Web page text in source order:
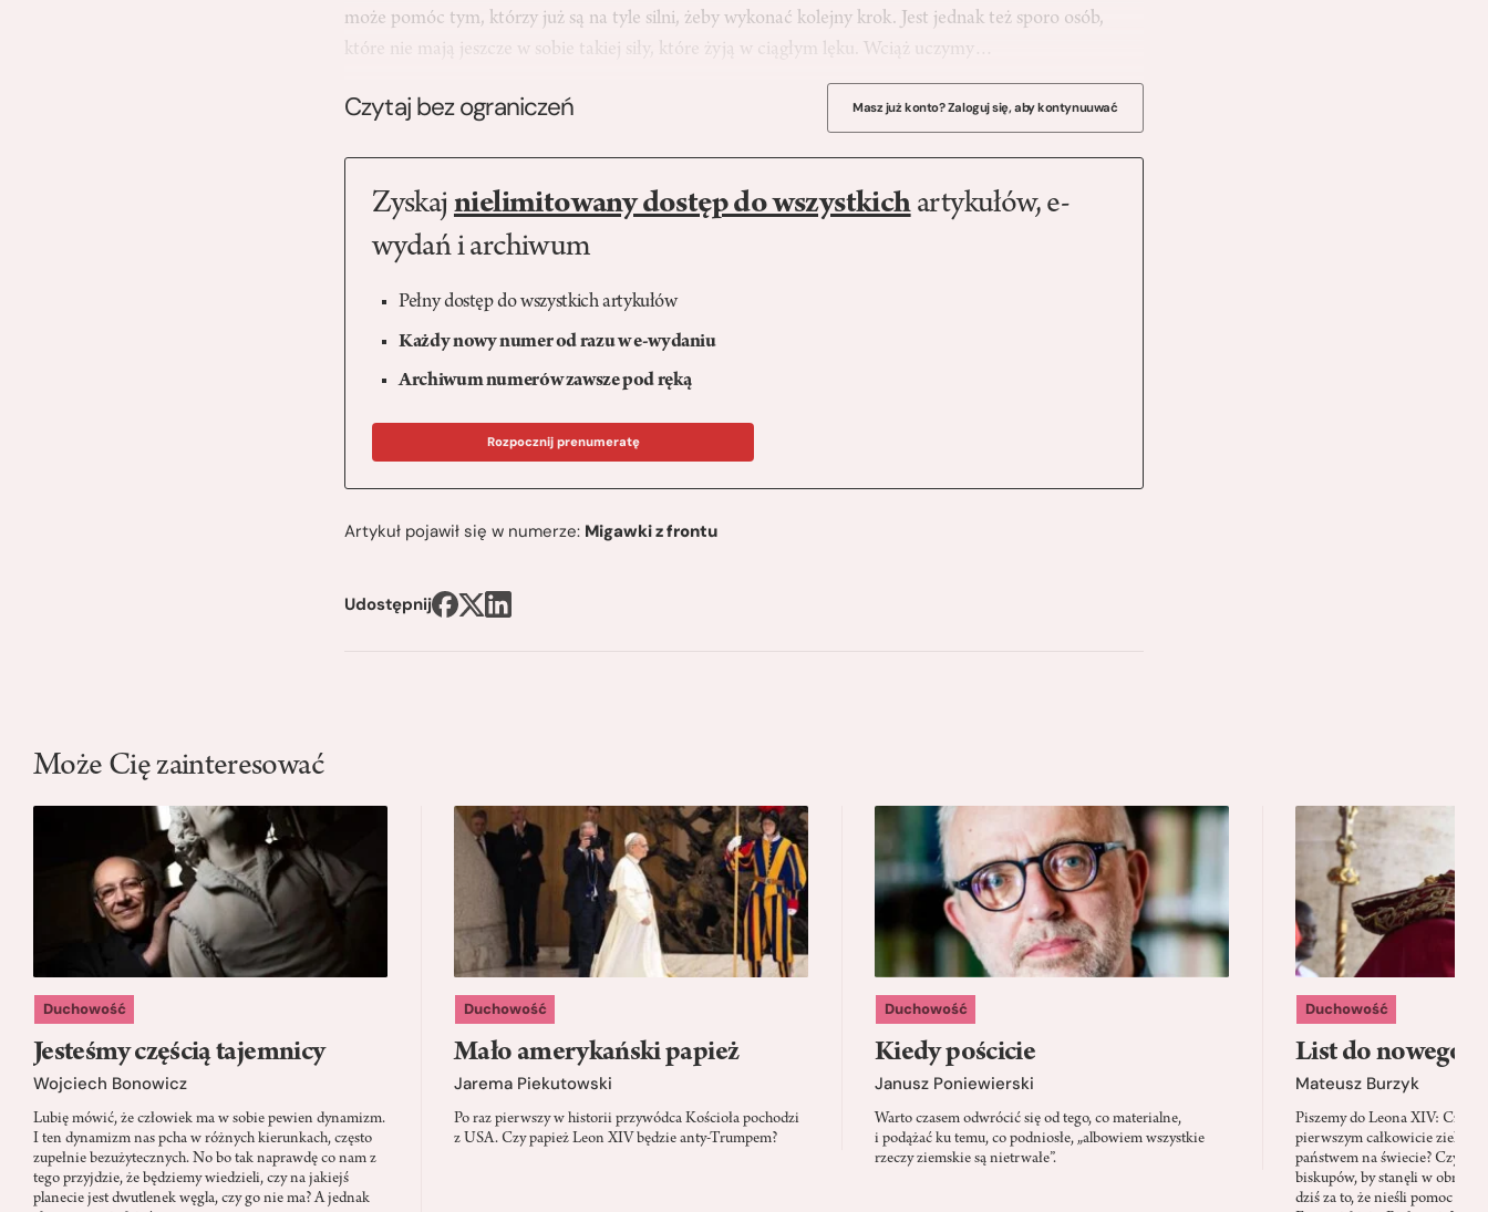
może pomóc tym, którzy już są na tyle silni, żeby wykonać kolejny krok. Jest jednak też sporo osób,
które nie mają jeszcze w sobie takiej siły, które żyją w ciągłym lęku. Wciąż uczymy…
Czytaj bez ograniczeń Masz już konto? Zaloguj się, aby kontynuuwać
Zyskaj nielimitowany dostęp do wszystkichartykułów, e-
wydań i archiwum
Pełny dostęp do wszystkich artykułów
Każdy nowy numer od razu w e-wydaniu
Archiwum numerów zawsze pod ręką
Rozpocznij prenumeratę
Artykuł pojawił się w numerze: Migawki z frontu
Udostępnij
Może Cię zainteresować
Duchowość
Jesteśmy częścią tajemnicy
Wojciech Bonowicz
Lubię mówić, że człowiek ma w sobie pewien dynamizm.
I ten dynamizm nas pcha w różnych kierunkach, często
zupełnie bezużytecznych. No bo tak naprawdę co nam z
tego przyjdzie, że będziemy wiedzieli, czy na jakiejś
planecie jest dwutlenek węgla, czy go nie ma? A jednak
Duchowość
Mało amerykański papież
Jarema Piekutowski
Po raz pierwszy w historii przywódca Kościoła pochodzi
z USA. Czy papież Leon XIV będzie anty-Trumpem?
Duchowość
Kiedy pościcie
Janusz Poniewierski
Warto czasem odwrócić się od tego, co materialne,
i podążać ku temu, co podniosłe, „albowiem wszystkie
rzeczy ziemskie są nietrwałe”.
Duchowość
List do nowego
Mateusz Burzyk
Piszemy do Leona XIV: Czy
pierwszym całkowicie
państwem na świecie? Czy
biskupów, by stanęli w
dziś za to, że nieśli pomoc